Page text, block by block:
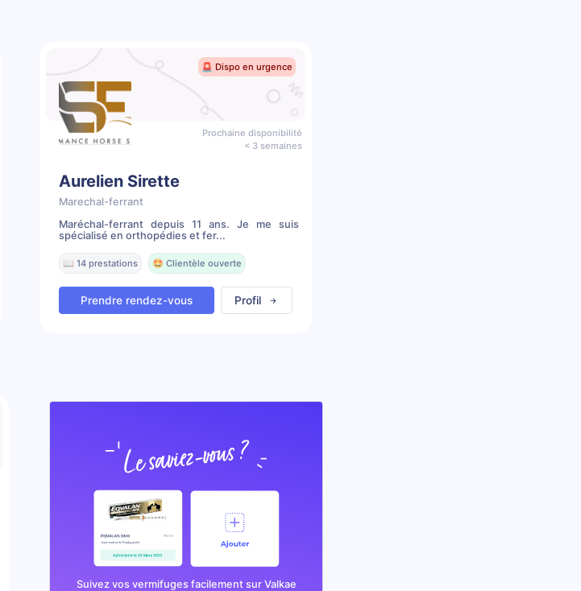
🚨 Dispo en urgence
Prochaine disponibilité
< 3 semaines
Aurelien Sirette
Marechal-ferrant
Maréchal-ferrant depuis 11 ans. Je me suis
spécialisé en orthopédies et fer...
📖 14 prestations 🤩 Clientèle ouverte
Prendre rendez-vous Profil
Suivez vos vermifuges facilement sur Valkae